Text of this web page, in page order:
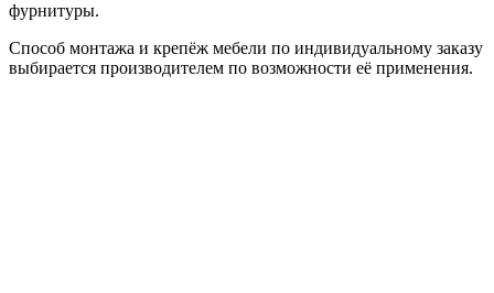
фурнитуры.
Способ монтажа и крепёж мебели по индивидуальному заказу
выбирается производителем по возможности её применения.